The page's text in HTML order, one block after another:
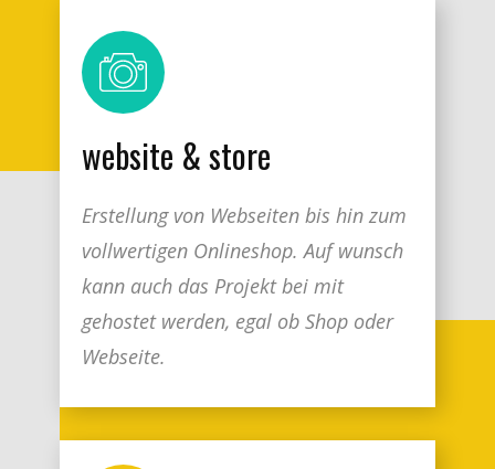
website & store
Erstellung von Webseiten bis hin zum
vollwertigen Onlineshop. Auf wunsch
kann auch das Projekt bei mit
gehostet werden, egal ob Shop oder
Webseite.